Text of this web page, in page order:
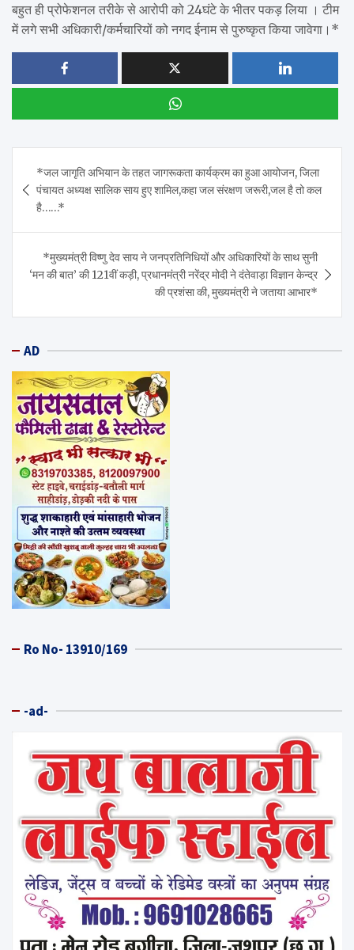
बहुत ही प्रोफेशनल तरीके से आरोपी को 24घंटे के भीतर पकड़ लिया । टीम
में लगे सभी अधिकारी/कर्मचारियों को नगद ईनाम से पुरुष्कृत किया जावेगा।*
navigation
*जल जागृति अभियान के तहत जागरूकता कार्यक्रम का हुआ आयोजन, जिला
पंचायत अध्यक्ष सालिक साय हुए शामिल,कहा जल संरक्षण जरूरी,जल है तो कल
है……*
*मुख्यमंत्री विष्णु देव साय ने जनप्रतिनिधियों और अधिकारियों के साथ सुनी
‘मन की बात’ की 121वीं कड़ी, प्रधानमंत्री नरेंद्र मोदी ने दंतेवाड़ा विज्ञान केन्द्र
की प्रशंसा की, मुख्यमंत्री ने जताया आभार*
AD
Ro No- 13910/169
-ad-